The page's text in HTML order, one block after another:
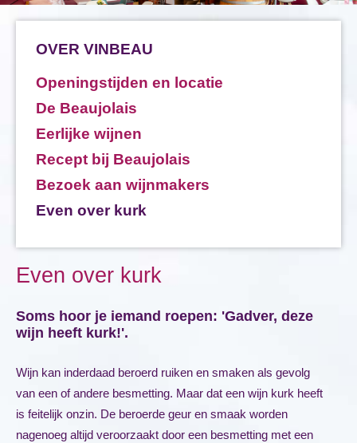
OVER VINBEAU
Openingstijden en locatie
De Beaujolais
Eerlijke wijnen
Recept bij Beaujolais
Bezoek aan wijnmakers
Even over kurk
Even over kurk
Soms hoor je iemand roepen: 'Gadver, deze
wijn heeft kurk!'.
Wijn kan inderdaad beroerd ruiken en smaken als gevolg
van een of andere besmetting. Maar dat een wijn kurk heeft
is feitelijk onzin. De beroerde geur en smaak worden
nagenoeg altijd veroorzaakt door een besmetting met een